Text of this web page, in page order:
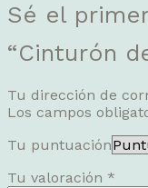
Sé el
“Cinturón
Tu dirección de
Los campos
Tu puntuación
Tu valoración *